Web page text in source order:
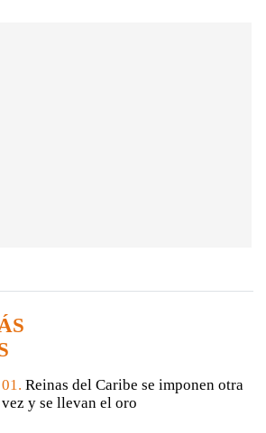
01. Reinas del Caribe se imponen otra
vez y se llevan el oro